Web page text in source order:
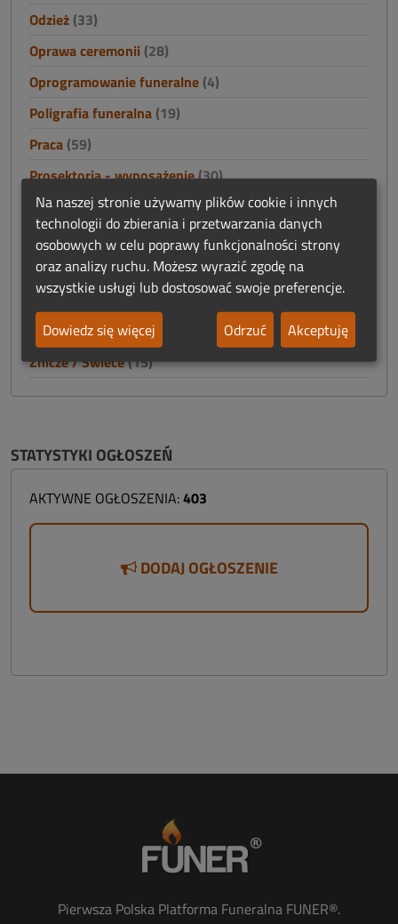
Odzież (33)
Oprawa ceremonii (28)
Oprogramowanie funeralne (4)
Poligrafia funeralna (19)
Praca (59)
Prosektoria - wyposażenie(30)
Reklama(12)
Szkolenia(7)
Trumny / Urny(60)
Usługi(3)
Windy(4)
Znicze / Świece(15)
STATYSTYKI OGŁOSZEŃ
AKTYWNE OGŁOSZENIA:403
DODAJ OGŁOSZENIE
Pierwsza Polska Platforma Funeralna FUNER®.
Na naszej stronie używamy plików cookie i innych
technologii do zbierania i przetwarzania danych
osobowych w celu poprawy funkcjonalności strony
oraz analizy ruchu. Możesz wyrazić zgodę na
wszystkie usługi lub dostosować swoje preferencje.
Dowiedz się więcej
Odrzuć Akceptuję